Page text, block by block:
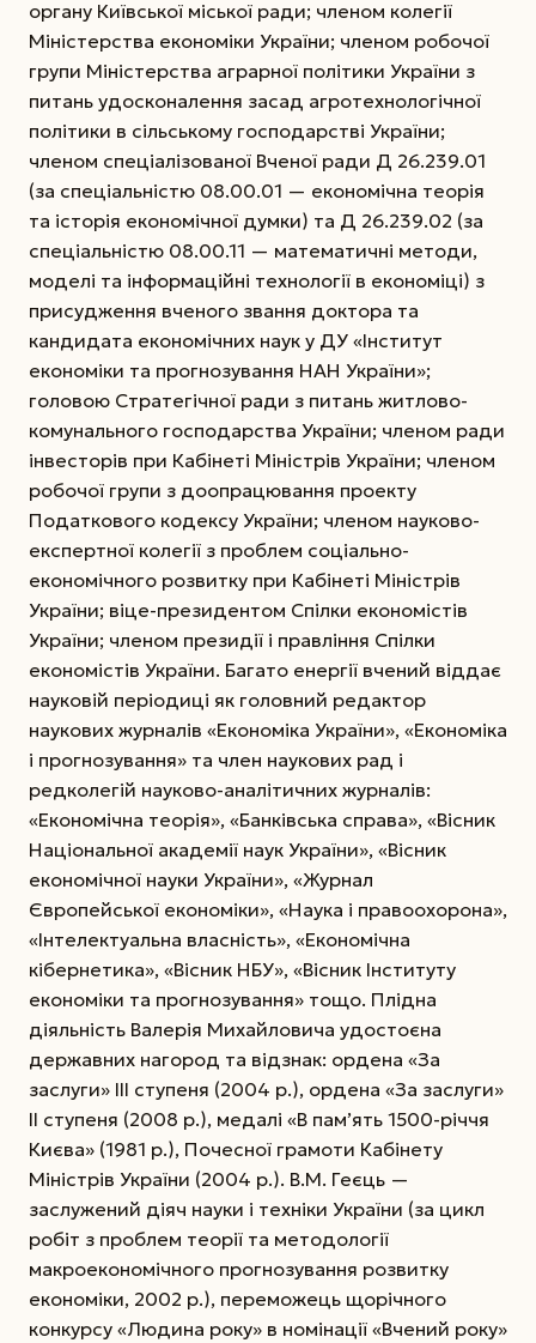
органу Київської міської ради; членом колегії
Міністерства економіки України; членом робочої
групи Міністерства аграрної політики України з
питань удосконалення засад агротехнологічної
політики в сільському господарстві України;
членом спеціалізованої Вченої ради Д 26.239.01
(за спеціальністю 08.00.01 — економічна теорія
та історія економічної думки) та Д 26.239.02 (за
спеціальністю 08.00.11 — математичні методи,
моделі та інформаційні технології в економіці) з
присудження вченого звання доктора та
кандидата економічних наук у ДУ «Інститут
економіки та прогнозування НАН України»;
головою Стратегічної ради з питань житлово-
комунального господарства України; членом ради
інвесторів при Кабінеті Міністрів України; членом
робочої групи з доопрацювання проекту
Податкового кодексу України; членом науково-
експертної колегії з проблем соціально-
економічного розвитку при Кабінеті Міністрів
України; віце-президентом Спілки економістів
України; членом президії і правління Спілки
економістів України. Багато енергії вчений віддає
науковій періодиці як головний редактор
наукових журналів «Економіка України», «Економіка
і прогнозування» та член наукових рад і
редколегій науково-аналітичних журналів:
«Економічна теорія», «Банківська справа», «Вісник
Національної академії наук України», «Вісник
економічної науки України», «Журнал
Європейської економіки», «Наука і правоохорона»,
«Інтелектуальна власність», «Економічна
кібернетика», «Вісник НБУ», «Вісник Інституту
економіки та прогнозування» тощо. Плідна
діяльність Валерія Михайловича удостоєна
державних нагород та відзнак: ордена «За
заслуги» ІІІ ступеня (2004 р.), ордена «За заслуги»
ІІ ступеня (2008 р.), медалі «В пам’ять 1500-річчя
Києва» (1981 р.), Почесної грамоти Кабінету
Міністрів України (2004 р.). В.М. Геєць —
заслужений діяч науки і техніки України (за цикл
робіт з проблем теорії та методології
макроекономічного прогнозування розвитку
економіки, 2002 р.), переможець щорічного
конкурсу «Людина року» в номінації «Вчений року»